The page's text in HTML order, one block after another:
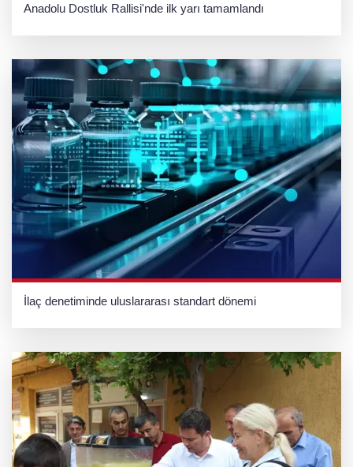
Anadolu Dostluk Rallisi'nde ilk yarı tamamlandı
İlaç denetiminde uluslararası standart dönemi